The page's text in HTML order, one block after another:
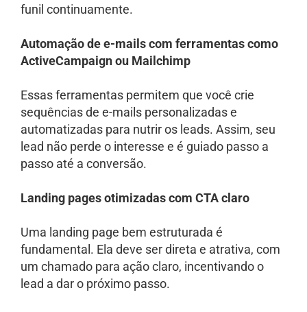
funil continuamente.
Automação de e-mails com ferramentas como
ActiveCampaign ou Mailchimp
Essas ferramentas permitem que você crie
sequências de e-mails personalizadas e
automatizadas para nutrir os leads. Assim, seu
lead não perde o interesse e é guiado passo a
passo até a conversão.
Landing pages otimizadas com CTA claro
Uma landing page bem estruturada é
fundamental. Ela deve ser direta e atrativa, com
um chamado para ação claro, incentivando o
lead a dar o próximo passo.